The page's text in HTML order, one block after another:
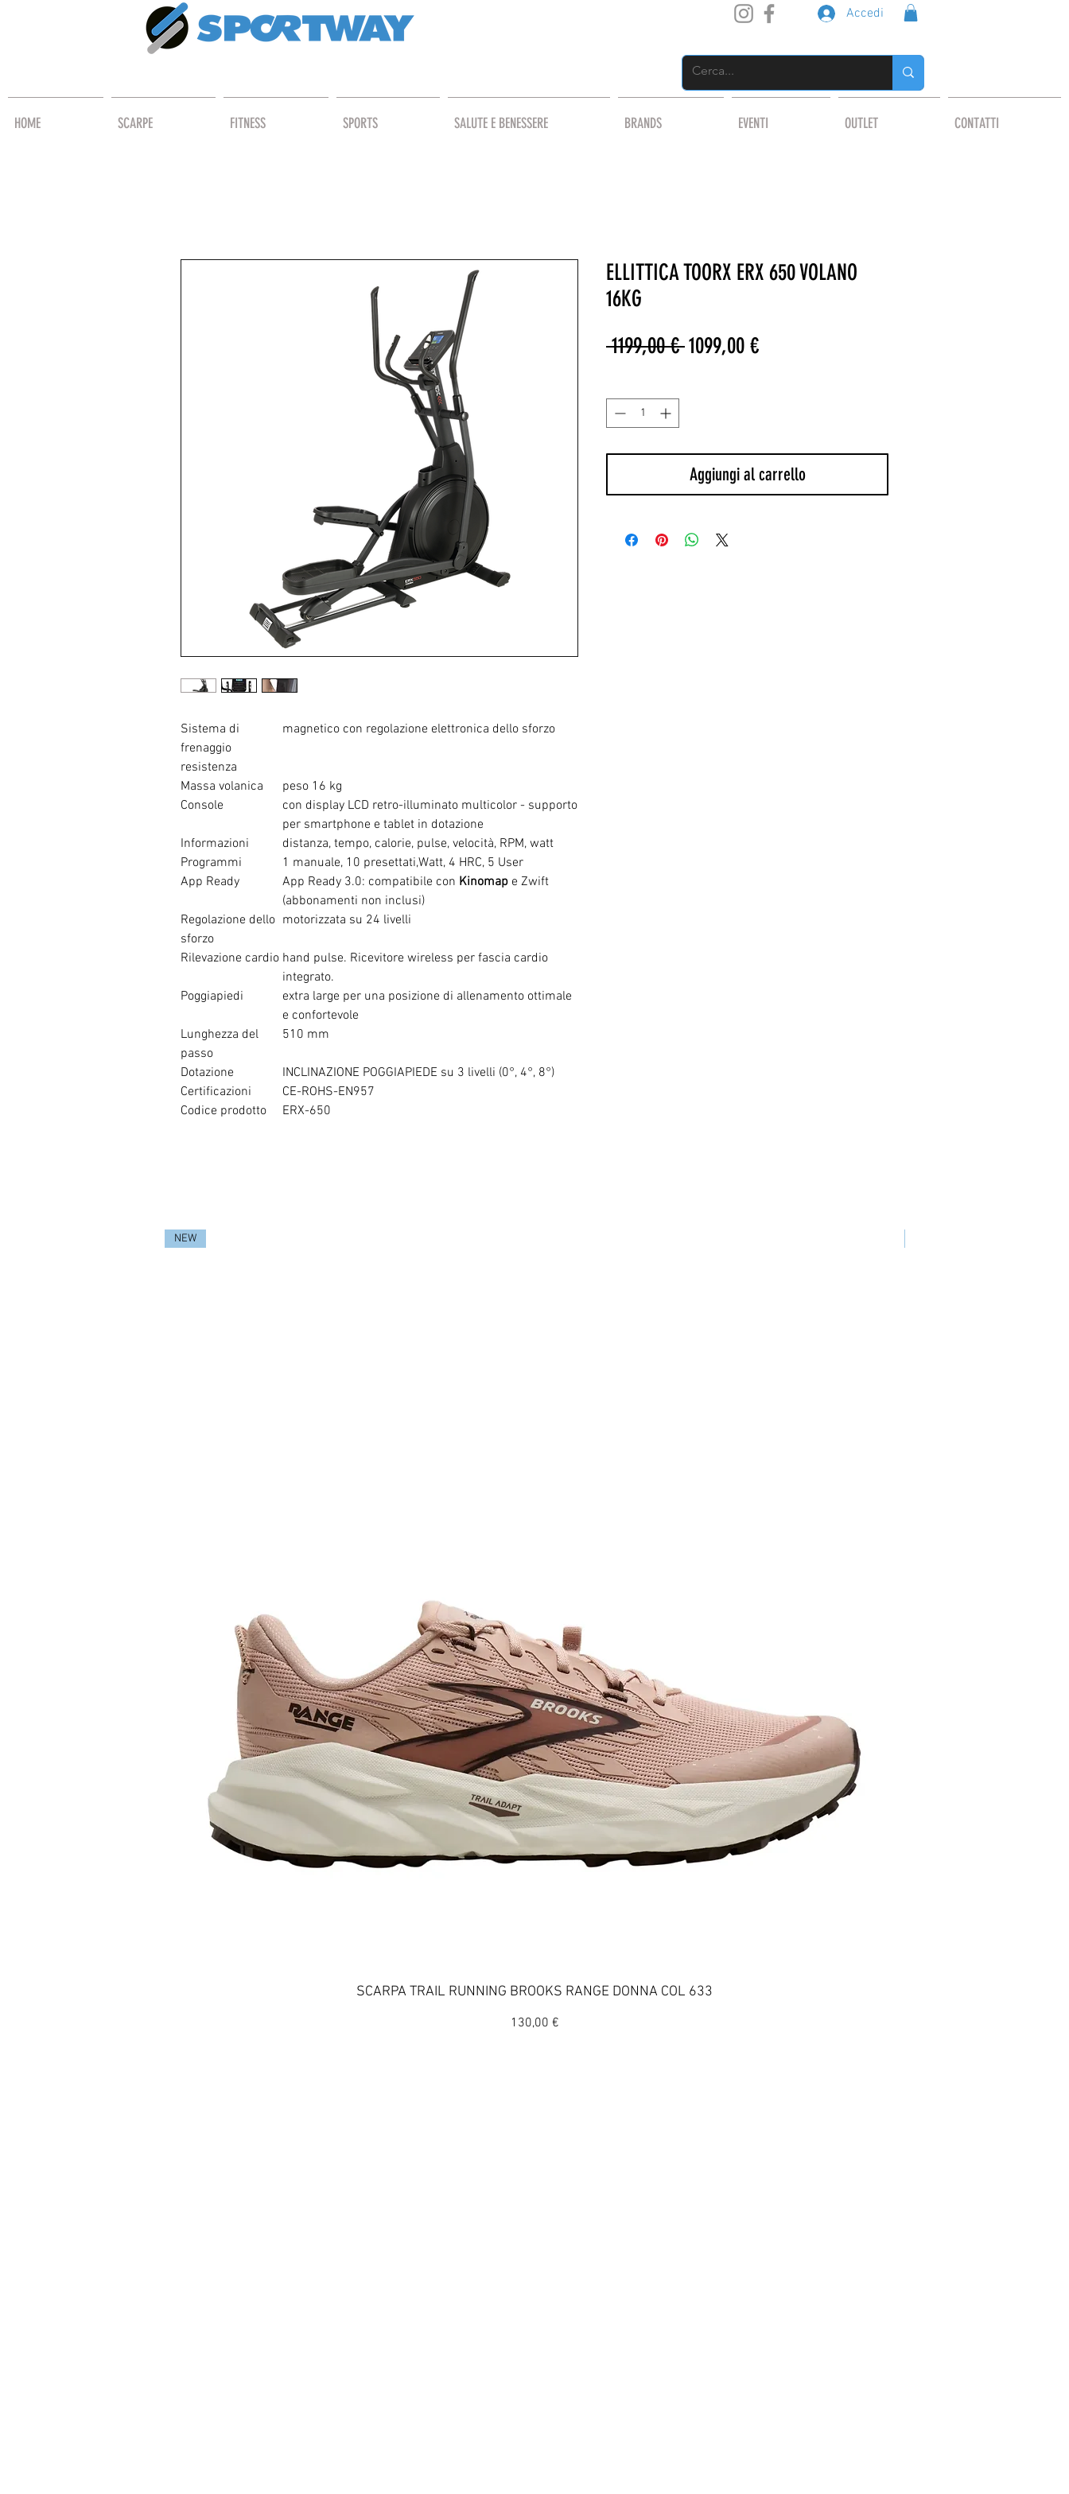
Accedi
HOME SCARPE FITNESS SPORTS SALUTE E BENESSERE BRANDS EVENTI OUTLET CONTATTI
Sistema di
frenaggio
resistenza
magnetico con regolazione elettronica dello sforzo
Massa volanica
peso 16 kg
Console
con display LCD retro-illuminato multicolor - supporto
per smartphone e tablet in dotazione
Informazioni
distanza, tempo, calorie, pulse, velocità, RPM, watt
Programmi
1 manuale, 10 presettati,Watt, 4 HRC, 5 User
App Ready
App Ready 3.0: compatibile con Kinomap e Zwift
(abbonamenti non inclusi)
Regolazione dello
sforzo
motorizzata su 24 livelli
Rilevazione cardio hand pulse. Ricevitore wireless per fascia cardio
integrato.
Poggiapiedi
extra large per una posizione di allenamento ottimale
e confortevole
Lunghezza del
passo
510 mm
Dotazione
INCLINAZIONE POGGIAPIEDE su 3 livelli (0°, 4°, 8°)
Certificazioni
CE-ROHS-EN957
Codice prodotto
ERX-650
ELLITTICA TOORX ERX 650 VOLANO
16KG
1199,00 € Prezzo
1099,00 €Prezzo
Aggiungi al carrello
Vista rapida
NEW
SCARPA TRAIL RUNNING BROOKS RANGE DONNA COL 633
Prezzo
130,00 €